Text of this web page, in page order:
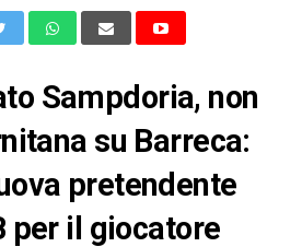
Sampdoria, non
su Barreca:
pretendente
per il giocatore